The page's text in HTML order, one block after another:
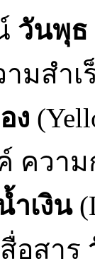
วันพุธ
มสำเ
ง
ควา
ำเงิน
อสาร